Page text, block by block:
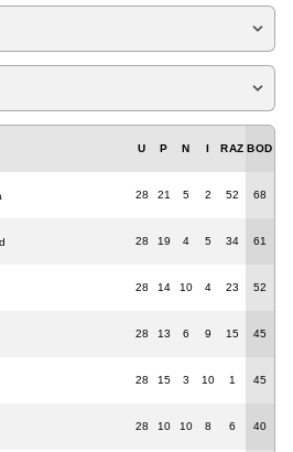
U P N I RAZ BOD
28 21 5 2 52 68
28 19 4 5 34 61
28 14 10 4 23 52
28 13 6 9 15 45
28 15 3 10 1 45
28 10 10 8 6 40